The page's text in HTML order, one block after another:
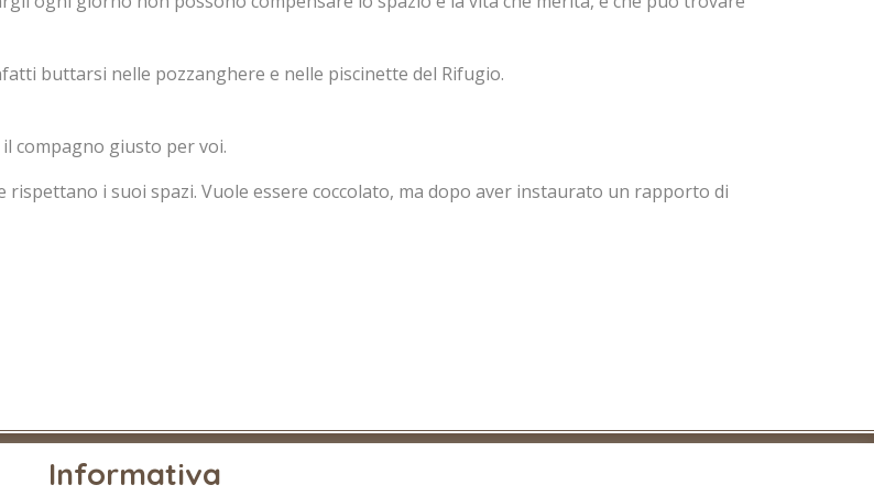
buttarsi nelle pozzanghere e nelle piscinette del Rifugio.
compagno giusto per voi.
rispettano i suoi spazi. Vuole essere coccolato, ma dopo aver instaurato un rapporto di
Informativa